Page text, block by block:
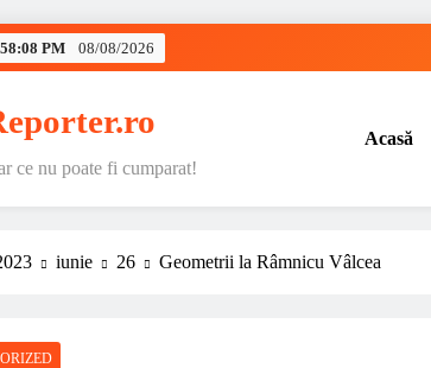
PM 08/08/2026
ce nu poate fi cumparat!
Acasă
iunie 26 Geometrii la Râmnicu Vâlcea